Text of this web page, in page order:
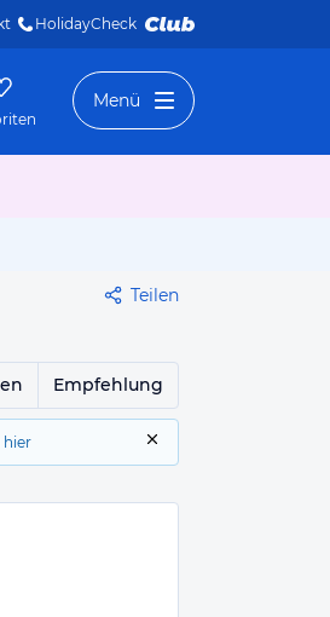
HolidayCheck
Menü
Teilen
Empfehlung
hier